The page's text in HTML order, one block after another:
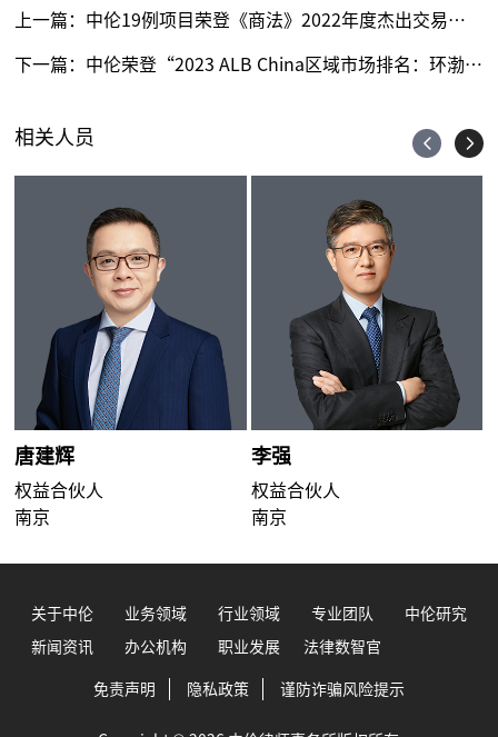
上一篇： 中伦19例项目荣登《商法》2022年度杰出交易榜单
下一篇： 中伦荣登“2023 ALB China区域市场排名：环渤海地区”榜单
相关人员
唐建辉
权益合伙人
南京
李强
权益合伙人
南京
关于中伦 业务领域 行业领域 专业团队 中伦研究
新闻资讯 办公机构 职业发展 法律数智官
免责声明 隐私政策 谨防诈骗风险提示